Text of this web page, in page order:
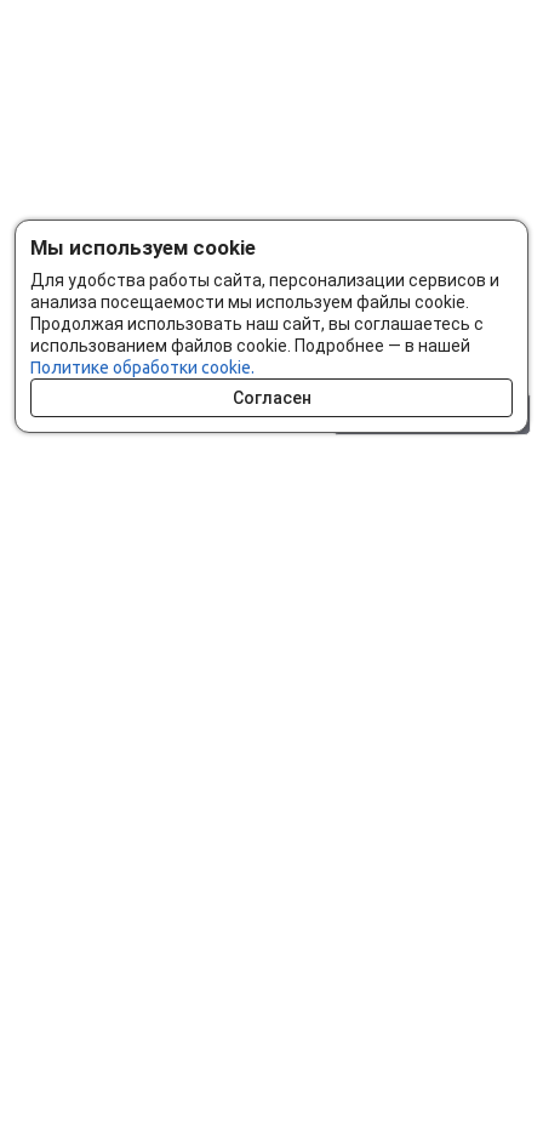
Мы используем cookie
Для удобства работы сайта, персонализации сервисов и
анализа посещаемости мы используем файлы cookie.
Продолжая использовать наш сайт, вы соглашаетесь с
использованием файлов cookie. Подробнее — в нашей
Политике обработки cookie.
Согласен